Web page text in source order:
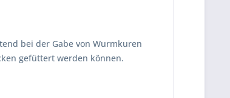
bei der Gabe von Wurmkuren
gefüttert werden können.